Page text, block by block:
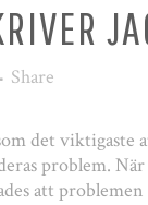
Share
det viktigaste
problem.
att problemen